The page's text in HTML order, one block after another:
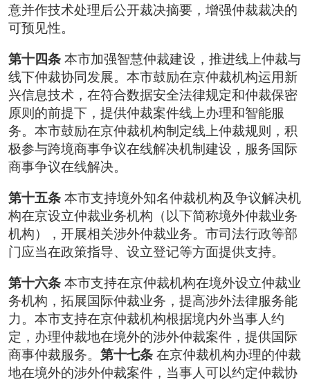
意并作技术处理后公开裁决摘要，增强仲裁裁决的
可预见性。
第十四条 本市加强智慧仲裁建设，推进线上仲裁与
线下仲裁协同发展。本市鼓励在京仲裁机构运用新
兴信息技术，在符合数据安全法律规定和仲裁保密
原则的前提下，提供仲裁案件线上办理和智能服
务。本市鼓励在京仲裁机构制定线上仲裁规则，积
极参与跨境商事争议在线解决机制建设，服务国际
商事争议在线解决。
第十五条本市支持境外知名仲裁机构及争议解决机
构在京设立仲裁业务机构（以下简称境外仲裁业务
机构），开展相关涉外仲裁业务。市司法行政等部
门应当在政策指导、设立登记等方面提供支持。
第十六条 本市支持在京仲裁机构在境外设立仲裁业
务机构，拓展国际仲裁业务，提高涉外法律服务能
力。本市支持在京仲裁机构根据境内外当事人约
定，办理仲裁地在境外的涉外仲裁案件，提供国际
商事仲裁服务。 第十七条在京仲裁机构办理的仲裁
地在境外的涉外仲裁案件，当事人可以约定仲裁协